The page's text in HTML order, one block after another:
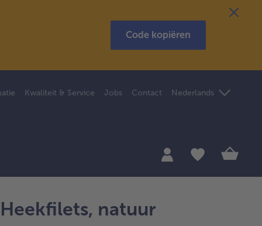
Code kopiëren
Kwaliteit & Service Jobs Contact Nederlands
Heekfilets, natuur